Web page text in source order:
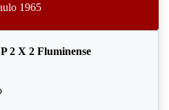
1965
2 X 2 Fluminense